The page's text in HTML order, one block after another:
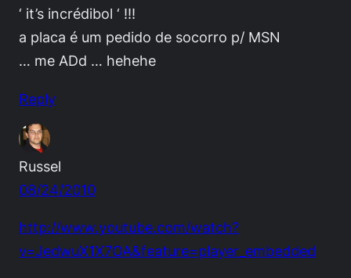
‘ it’s incrédibol ‘ !!!
a placa é um pedido de socorro p/ MSN
… me ADd … hehehe
Reply
Russel
08/24/2010
http://www.youtube.com/watch?
v=JedwuX1X7OA&feature=player_embedded